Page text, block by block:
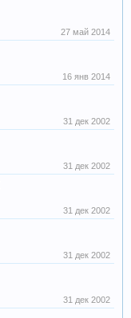
27 май 2014
16 янв 2014
31 дек 2002
31 дек 2002
31 дек 2002
31 дек 2002
31 дек 2002